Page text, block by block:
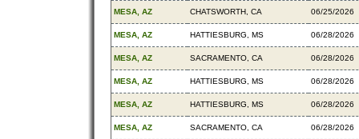
MESA, AZ CHATSWORTH, CA 06/25/2026
MESA, AZ HATTIESBURG, MS 06/28/2026
MESA, AZ SACRAMENTO, CA 06/28/2026
MESA, AZ HATTIESBURG, MS 06/28/2026
MESA, AZ HATTIESBURG, MS 06/28/2026
MESA, AZ SACRAMENTO, CA 06/28/2026